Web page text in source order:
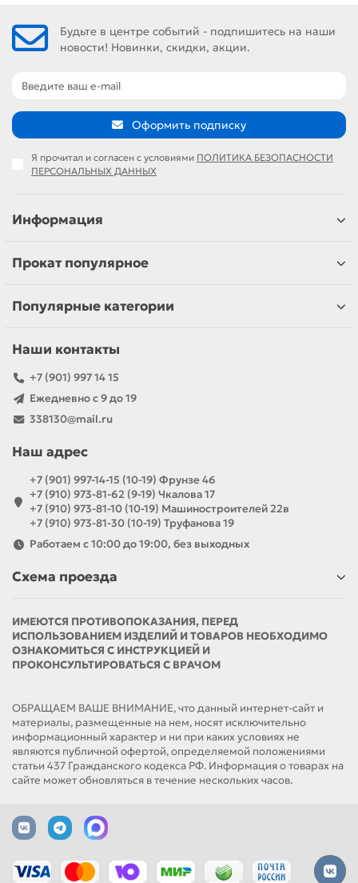
Будьте в центре событий - подпишитесь на наши
новости! Новинки, скидки, акции.
Оформить подписку
Я прочитал и согласен с условиями ПОЛИТИКА БЕЗОПАСНОСТИ
ПЕРСОНАЛЬНЫХ ДАННЫХ
Информация
Прокат популярное
Популярные категории
Наши контакты
+7 (901) 997 14 15
Ежедневно с 9 до 19
338130@mail.ru
Наш адрес
+7 (901) 997-14-15 (10-19) Фрунзе 46
+7 (910) 973-81-62 (9-19) Чкалова 17
+7 (910) 973-81-10 (10-19) Машиностроителей 22в
+7 (910) 973-81-30 (10-19) Труфанова 19
Работаем с 10:00 до 19:00, без выходных
Схема проезда
ИМЕЮТСЯ ПРОТИВОПОКАЗАНИЯ, ПЕРЕД
ИСПОЛЬЗОВАНИЕМ ИЗДЕЛИЙ И ТОВАРОВ НЕОБХОДИМО
ОЗНАКОМИТЬСЯ С ИНСТРУКЦИЕЙ И
ПРОКОНСУЛЬТИРОВАТЬСЯ С ВРАЧОМ
ОБРАЩАЕМ ВАШЕ ВНИМАНИЕ, что данный интернет-сайт и
материалы, размещенные на нем, носят исключительно
информационный характер и ни при каких условиях не
являются публичной офертой, определяемой положениями
статьи 437 Гражданского кодекса РФ. Информация о товарах на
сайте может обновляться в течение нескольких часов.